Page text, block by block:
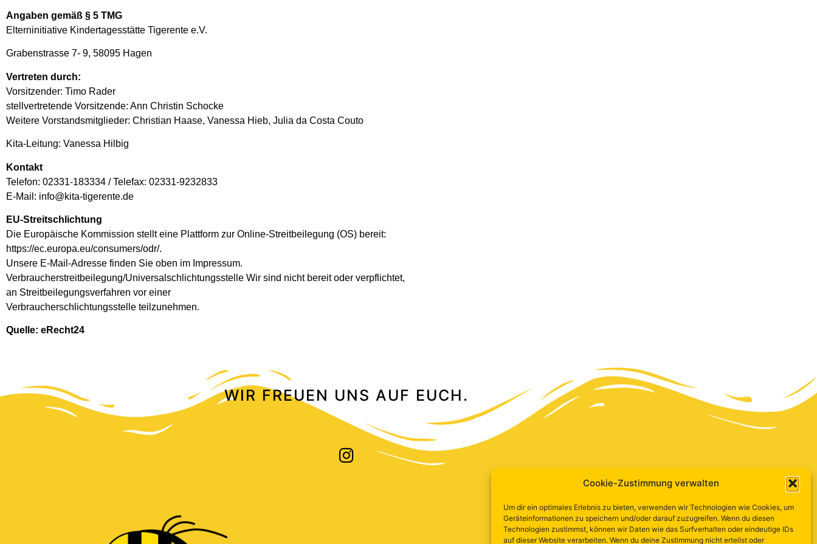
Cookie-Zustimmung verwalten
Um dir ein optimales Erlebnis zu bieten, verwenden wir Technologien wie Cookies, um
Geräteinformationen zu speichern und/oder darauf zuzugreifen. Wenn du diesen
Technologien zustimmst, können wir Daten wie das Surfverhalten oder eindeutige IDs
auf dieser Website verarbeiten. Wenn du deine Zustimmung nicht erteilst oder
Angaben gemäß § 5 TMG
Elterninitiative Kindertagesstätte Tigerente e.V.
Grabenstrasse 7- 9, 58095 Hagen
Vertreten durch:
Vorsitzender: Timo Rader
stellvertretende Vorsitzende: Ann Christin Schocke
Weitere Vorstandsmitglieder: Christian Haase, Vanessa Hieb, Julia da Costa Couto
Kita-Leitung: Vanessa Hilbig
Kontakt
Telefon: 02331-183334 / Telefax: 02331-9232833
E-Mail: info@kita-tigerente.de
EU-Streitschlichtung
Die Europäische Kommission stellt eine Plattform zur Online-Streitbeilegung (OS) bereit:
https://ec.europa.eu/consumers/odr/.
Unsere E-Mail-Adresse finden Sie oben im Impressum.
Verbraucherstreitbeilegung/Universalschlichtungsstelle Wir sind nicht bereit oder verpflichtet,
an Streitbeilegungsverfahren vor einer
Verbraucherschlichtungsstelle teilzunehmen.
Quelle: eRecht24
WIR FREUEN UNS AUF EUCH.